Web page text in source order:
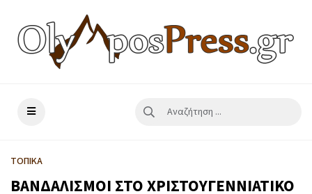
ΤΟΠΙΚΑ
ΒΑΝΔΑΛΙΣΜΟΙ ΣΤΟ ΧΡΙΣΤΟΥΓΕΝΝΙΑΤΙΚΟ